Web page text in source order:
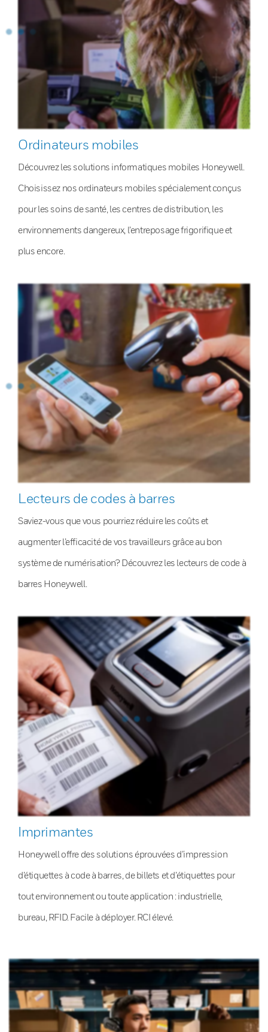
Ordinateurs mobiles
Découvrez les solutions informatiques mobiles Honeywell.
Choisissez nos ordinateurs mobiles spécialement conçus
pour les soins de santé, les centres de distribution, les
environnements dangereux, l’entreposage frigorifique et
plus encore.
Lecteurs de codes à barres
Saviez-vous que vous pourriez réduire les coûts et
augmenter l’efficacité de vos travailleurs grâce au bon
système de numérisation? Découvrez les lecteurs de code à
barres Honeywell.
Imprimantes
Honeywell offre des solutions éprouvées d’impression
d’étiquettes à code à barres, de billets et d’étiquettes pour
tout environnement ou toute application : industrielle,
bureau, RFID. Facile à déployer. RCI élevé.